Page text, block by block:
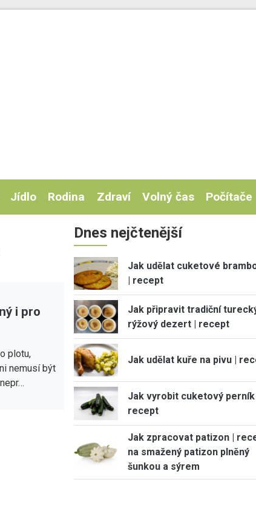
Jídlo Rodina Zdraví Volný čas Počítače
i pro
plotu,
nemusí být
Dnes nejčtenější
Jak udělat cuketové
| recept
Jak připravit tradiční
rýžový dezert | recept
Jak udělat kuře na pivu |
Jak vyrobit cuketový perník
recept
Jak zpracovat patizon |
na smažený patizon plněný
šunkou a sýrem